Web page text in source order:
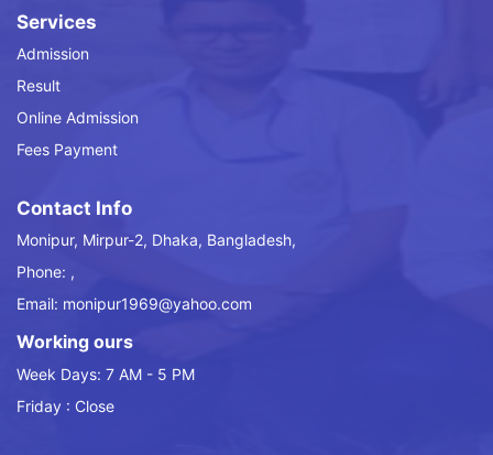
Services
Admission
Result
Online Admission
Fees Payment
Contact Info
Monipur, Mirpur-2, Dhaka, Bangladesh,
Phone: ,
Email: monipur1969@yahoo.com
Working ours
Week Days: 7 AM - 5 PM
Friday : Close